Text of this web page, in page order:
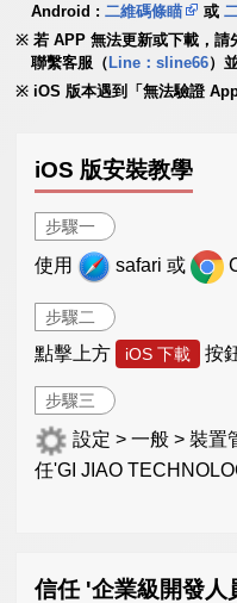
Android :二維碼條瞄 或
若 APP 無法更新或下載，請
聯繫客服（ Line：sline66）
iOS 版本遇到「無法驗證
iOS 版安裝教學
步驟一
使用 safari 或
步驟二
點擊上方 iOS 下載 按
步驟三
設定 > 一般 > 裝置
任'GI JIAO
信任 '企業級開發人